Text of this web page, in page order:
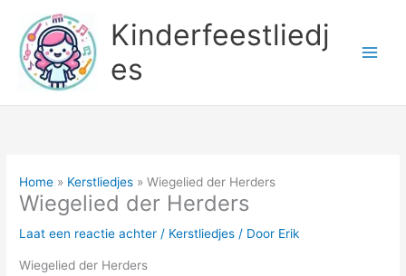
inhoud
Kinderfeestliedj
es
Home Kerstliedjes Wiegelied der Herders
Wiegelied der Herders
Laat een reactie achter / Kerstliedjes / Door Erik
Wiegelied der Herders